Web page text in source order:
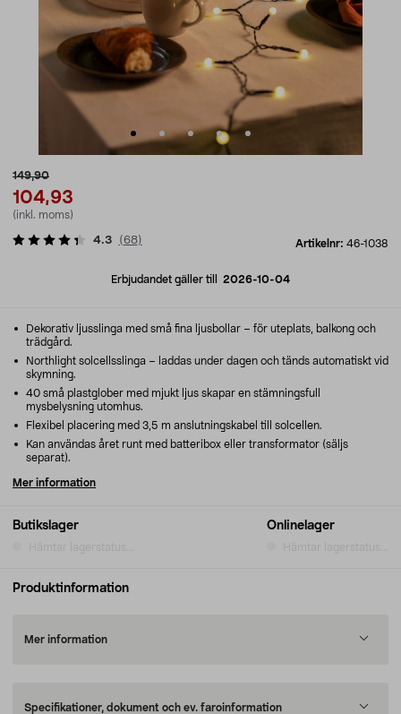
149,90
104,93
(inkl. moms)
Artikelnr: 46-1038
4.3 (68)
Erbjudandet gäller till 2026-10-04
Butikslager Onlinelager
Dekorativ ljusslinga med små fina ljusbollar – för uteplats, balkong och
trädgård.
Northlight solcellsslinga – laddas under dagen och tänds automatiskt vid
skymning.
40 små plastglober med mjukt ljus skapar en stämningsfull
mysbelysning utomhus.
Flexibel placering med 3,5 m anslutningskabel till solcellen.
Kan användas året runt med batteribox eller transformator (säljs
separat).
Mer information
Produktinformation
Mer information
Specifikationer, dokument och ev. faroinformation